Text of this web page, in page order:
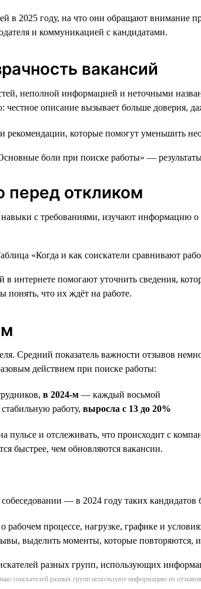
в 2025 году, на что они обращают внимание
и коммуникацией с кандидатами.
вакансий
неполной информацией и неточными
честное описание вызывает больше доверия,
которые помогут уменьшить
перед откликом
с требованиями, изучают информацию
помогают уточнить сведения,
что их ждёт на работе.
Средний показатель важности отзывов
действием при поиске работы:
в 2024-м — каждый восьмой
работу, выросла с 13 до 20%
пульсе и отслеживать, что происходит с
быстрее, чем обновляются вакансии.
— в 2024 году таких кандидатов
процессе, нагрузке, графике и
выделить моменты, которые повторяются,
соискателей разных групп используют информацию из